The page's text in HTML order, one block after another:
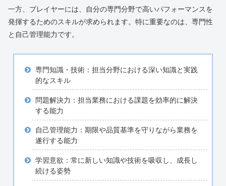
一方、プレイヤーには、自分の専門分野で高いパフォーマンスを
発揮するためのスキルが求められます。特に重要なのは、専門性
と自己管理能力です。
専門知識・技術：担当分野における深い知識と実践
的なスキル
問題解決力：担当業務における課題を効率的に解決
する能力
自己管理能力：期限や品質基準を守りながら業務を
遂行する能力
学習意欲：常に新しい知識や技術を吸収し、成長し
続ける姿勢